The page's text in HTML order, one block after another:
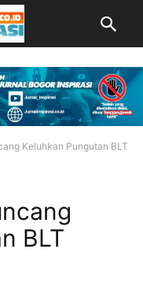
Keluhkan Pungutan BLT
BLT